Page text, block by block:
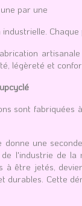
par une
Chaque
légèreté et
sont fabriquées
donne une
l'industrie de la
à être jetés,
durables. Cette